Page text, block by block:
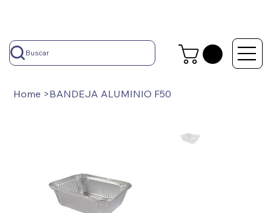
Buscar
Home >BANDEJA ALUMINIO F50